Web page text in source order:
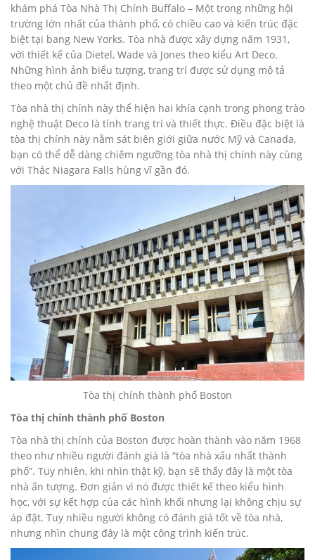
khám phá Tòa Nhà Thị Chính Buffalo – Một trong những hội
trường lớn nhất của thành phố, có chiều cao và kiến trúc đặc
biệt tại bang New Yorks. Tòa nhà được xây dựng năm 1931,
với thiết kế của Dietel, Wade và Jones theo kiểu Art Deco.
Những hình ảnh biểu tượng, trang trí được sử dụng mô tả
theo một chủ đề nhất định.
Tòa nhà thị chính này thể hiện hai khía cạnh trong phong trào
nghệ thuật Deco là tính trang trí và thiết thực. Điều đặc biệt là
tòa thị chính này nằm sát biên giới giữa nước Mỹ và Canada,
bạn có thể dễ dàng chiêm ngưỡng tòa nhà thị chính này cùng
với Thác Niagara Falls hùng vĩ gần đó.
Tòa thị chính thành phố Boston
Tòa thị chính thành phố Boston
Tòa nhà thị chính của Boston được hoàn thành vào năm 1968
theo như nhiều người đánh giá là “tòa nhà xấu nhất thành
phố”. Tuy nhiên, khi nhìn thật kỹ, bạn sẽ thấy đây là một tòa
nhà ấn tượng. Đơn giản vì nó được thiết kế theo kiểu hình
học, với sự kết hợp của các hình khối nhưng lại không chịu sự
áp đặt. Tuy nhiều người không có đánh giá tốt về tòa nhà,
nhưng nhìn chung đây là một công trình kiến trúc.